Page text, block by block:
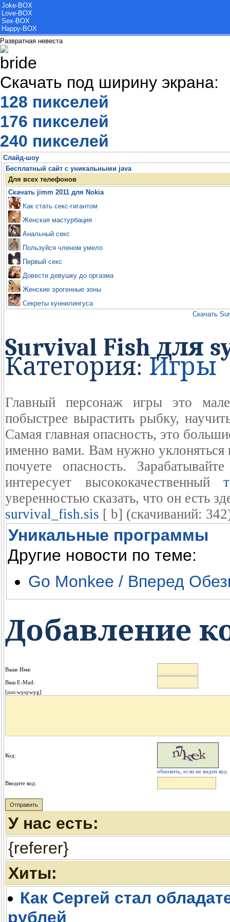
Joke-BOX
Love-BOX
Sex-BOX
Happy-BOX
Развратная невеста
Скачать под ширину экрана:
128 пикселей
176 пикселей
240 пикселей
Слайд-шоу
Бесплатный сайт с уникальными java
Для всех телефонов
Скачать jimm 2011 для Nokia
Как стать секс-гигантом
Женская мастурбация
Анальный секс
Пользуйся членом умело
Первый секс
Довести девушку до оргазма
Женские эрогенные зоны
Секреты куннилингуса
Скачать
Survival Fish для
Категория: Игры
Главный персонаж игры это
побыстрее вырастить рыбку,
Самая главная опасность, это
именно вами. Вам нужно уклоняться
почуете опасность.
интересует высококачественный
уверенностью сказать, что он есть
survival_fish.sis [ b] (cкачиваний:
Уникальные программы
Другие новости по теме:
Go Monkee / Вперед
Добавление
Ваше Имя:
Ваш E-Mail:
[not-wysywyg]
Код:
обновить, если не виден код
Введите код:
У нас есть:
{referer}
Хиты:
Как Сергей стал
рублей